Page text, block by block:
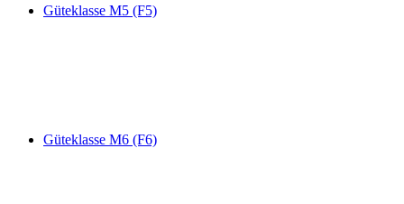
Güteklasse M5 (F5)
Güteklasse M6 (F6)